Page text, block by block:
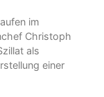
im
Christoph
als
einer